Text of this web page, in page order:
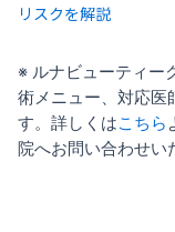
リスクを解説
※ ルナビューティー
術メニュー、対応医
す。詳しくはこちら
院へお問い合わせい